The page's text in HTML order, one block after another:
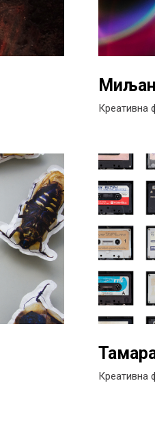
Креативна
Креативна